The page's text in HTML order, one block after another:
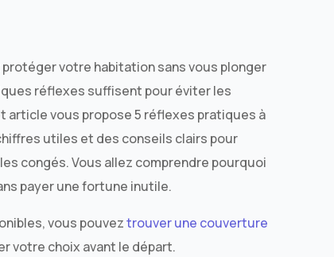
votre habitation sans vous plonger
réflexes suffisent pour éviter les
article vous propose 5 réflexes pratiques à
utiles et des conseils clairs pour
congés. Vous allez comprendre pourquoi
payer une fortune inutile.
vous pouveztrouver une couverture
votre choix avant le départ.